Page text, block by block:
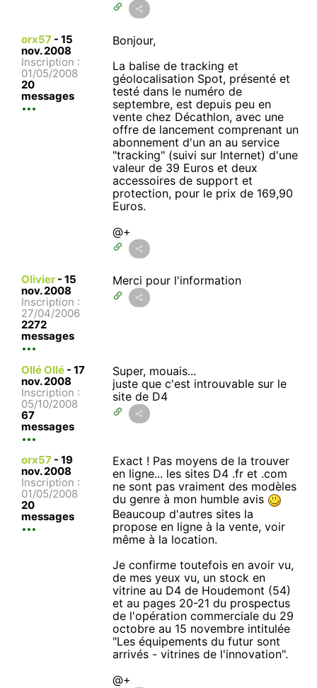
orx57 - 15
nov. 2008
Inscription :
01/05/2008
20
messages
Bonjour,
La balise de tracking et
géolocalisation Spot, présenté et
testé dans le numéro de
septembre, est depuis peu en
vente chez Décathlon, avec une
offre de lancement comprenant un
abonnement d'un an au service
"tracking" (suivi sur Internet) d'une
valeur de 39 Euros et deux
accessoires de support et
protection, pour le prix de 169,90
Euros.
@+
Olivier - 15
nov. 2008
Inscription :
27/04/2006
2272
messages
Merci pour l'information
Ollé Ollé - 17
nov. 2008
Inscription :
05/10/2008
67
messages
Super, mouais...
juste que c'est introuvable sur le
site de D4
orx57 - 19
nov. 2008
Inscription :
01/05/2008
20
messages
Exact ! Pas moyens de la trouver
en ligne... les sites D4 .fr et .com
ne sont pas vraiment des modèles
du genre à mon humble avis
Beaucoup d'autres sites la
propose en ligne à la vente, voir
même à la location.
Je confirme toutefois en avoir vu,
de mes yeux vu, un stock en
vitrine au D4 de Houdemont (54)
et au pages 20-21 du prospectus
de l'opération commerciale du 29
octobre au 15 novembre intitulée
"Les équipements du futur sont
arrivés - vitrines de l'innovation".
@+